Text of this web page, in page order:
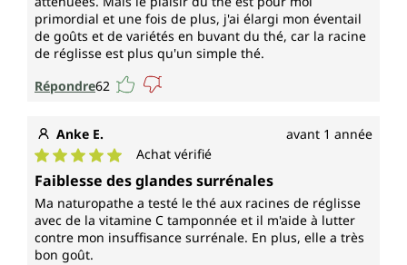
primordial et une fois de plus, j'ai élargi mon éventail
de goûts et de variétés en buvant du thé, car la racine
de réglisse est plus qu'un simple thé.
Répondre62
Anke E. avant 1 année
Note moyenne de 5 sur 5 étoiles
Achat vérifié
Faiblesse des glandes surrénales
Ma naturopathe a testé le thé aux racines de réglisse
avec de la vitamine C tamponnée et il m'aide à lutter
contre mon insuffisance surrénale. En plus, elle a très
bon goût.